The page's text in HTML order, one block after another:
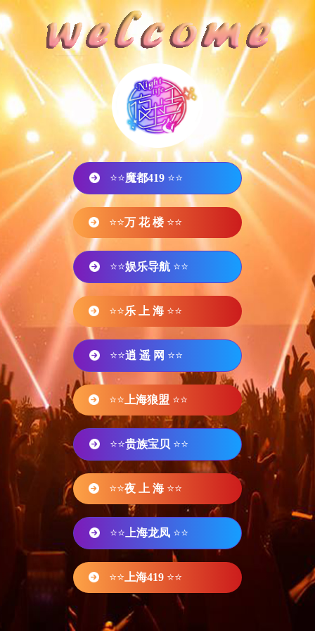
⭐⭐魔都419 ⭐⭐
⭐⭐万 花 楼 ⭐⭐
⭐⭐娱乐导航 ⭐⭐
⭐⭐乐 上 海 ⭐⭐
⭐⭐逍 遥 网 ⭐⭐
⭐⭐ 上海狼盟 ⭐⭐
⭐⭐贵族宝贝 ⭐⭐
⭐⭐夜 上 海 ⭐⭐
⭐⭐ 上海龙凤 ⭐⭐
⭐⭐ 上海419 ⭐⭐